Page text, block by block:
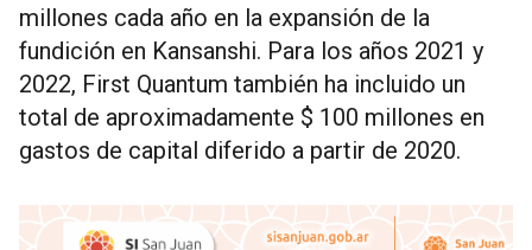
millones cada año en la expansión de la
fundición en Kansanshi. Para los años 2021 y
2022, First Quantum también ha incluido un
total de aproximadamente $ 100 millones en
gastos de capital diferido a partir de 2020.